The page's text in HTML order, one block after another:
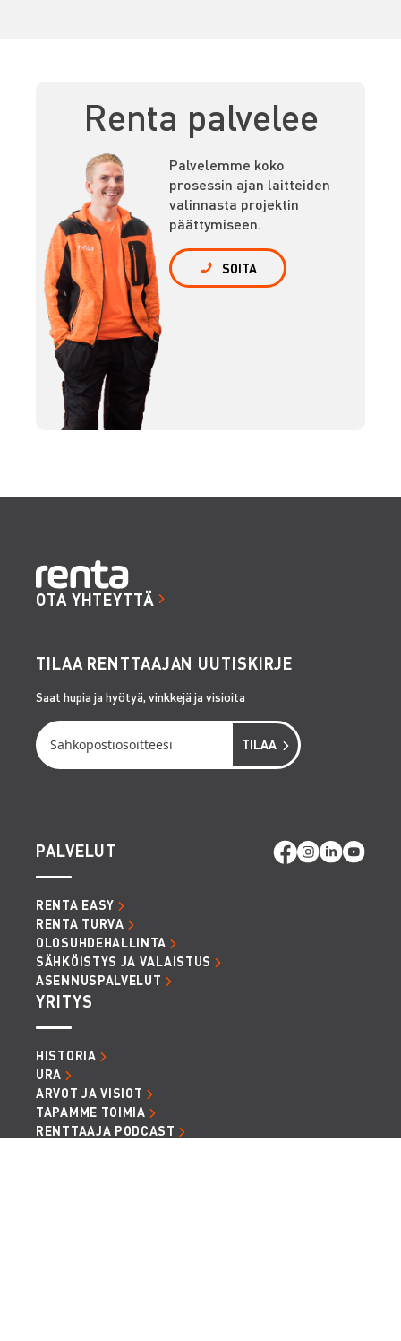
Renta palvelee
Palvelemme koko
prosessin ajan laitteiden
valinnasta projektin
päättymiseen.
SOITA
OTA YHTEYTTÄ
TILAA RENTTAAJAN UUTISKIRJE
Saat hupia ja hyötyä, vinkkejä ja visioita
PALVELUT
RENTA EASY
RENTA TURVA
OLOSUHDEHALLINTA
SÄHKÖISTYS JA VALAISTUS
ASENNUSPALVELUT
YRITYS
HISTORIA
URA
ARVOT JA VISIOT
TAPAMME TOIMIA
RENTTAAJA PODCAST